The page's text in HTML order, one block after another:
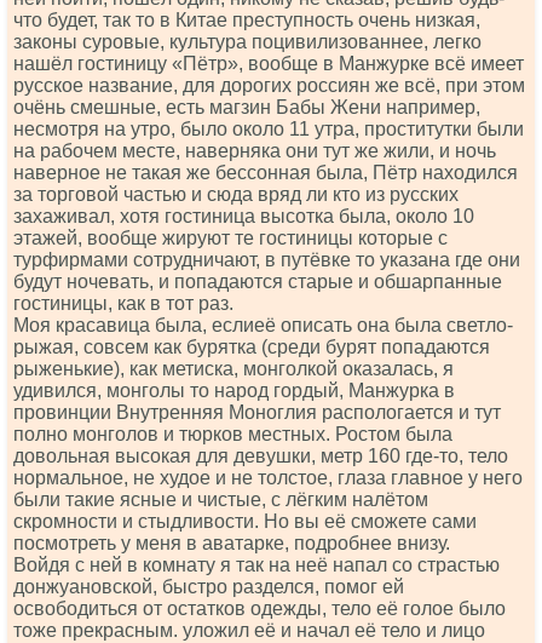
что будет, так то в Китае преступность очень низкая,
законы суровые, культура поцивилизованнее, легко
нашёл гостиницу «Пётр», вообще в Манжурке всё имеет
русское название, для дорогих россиян же всё, при этом
очёнь смешные, есть магзин Бабы Жени например,
несмотря на утро, было около 11 утра, проститутки были
на рабочем месте, наверняка они тут же жили, и ночь
наверное не такая же бессонная была, Пётр находился
за торговой частью и сюда вряд ли кто из русских
захаживал, хотя гостиница высотка была, около 10
этажей, вообще жируют те гостиницы которые с
турфирмами сотрудничают, в путёвке то указана где они
будут ночевать, и попадаются старые и обшарпанные
гостиницы, как в тот раз.
Моя красавица была, еслиеё описать она была светло-
рыжая, совсем как бурятка (среди бурят попадаются
рыженькие), как метиска, монголкой оказалась, я
удивился, монголы то народ гордый, Манжурка в
провинции Внутренняя Моноглия распологается и тут
полно монголов и тюрков местных. Ростом была
довольная высокая для девушки, метр 160 где-то, тело
нормальное, не худое и не толстое, глаза главное у него
были такие ясные и чистые, с лёгким налётом
скромности и стыдливости. Но вы её сможете сами
посмотреть у меня в аватарке, подробнее внизу.
Войдя с ней в комнату я так на неё напал со страстью
донжуановской, быстро разделся, помог ей
освободиться от остатков одежды, тело её голое было
тоже прекрасным. уложил её и начал её тело и лицо